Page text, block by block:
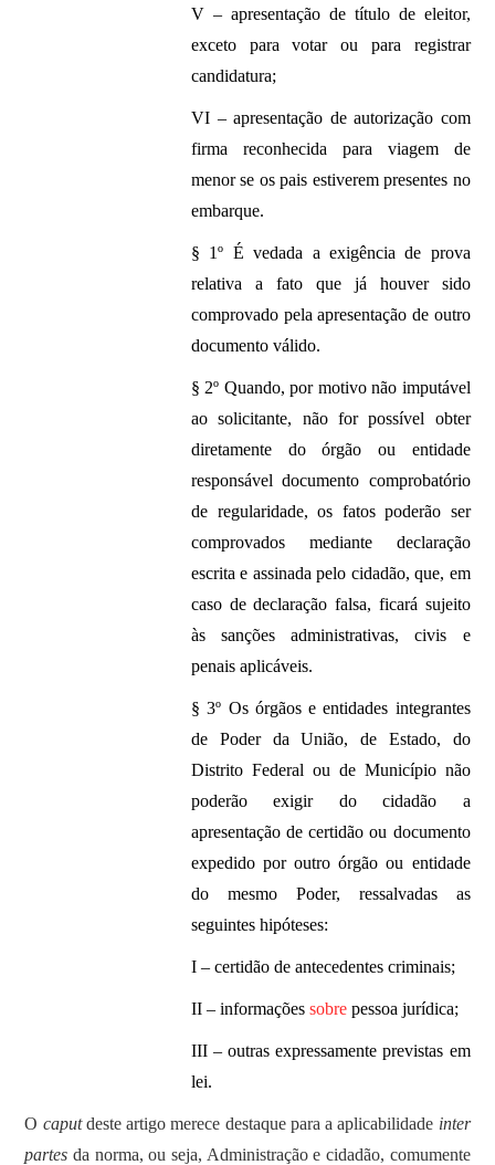
V – apresentação de título de eleitor,
exceto para votar ou para registrar
candidatura;
VI – apresentação de autorização com
firma reconhecida para viagem de
menor se os pais estiverem presentes no
embarque.
§ 1º É vedada a exigência de prova
relativa a fato que já houver sido
comprovado pela apresentação de outro
documento válido.
§ 2º Quando, por motivo não imputável
ao solicitante, não for possível obter
diretamente do órgão ou entidade
responsável documento comprobatório
de regularidade, os fatos poderão ser
comprovados mediante declaração
escrita e assinada pelo cidadão, que, em
caso de declaração falsa, ficará sujeito
às sanções administrativas, civis e
penais aplicáveis.
§ 3º Os órgãos e entidades integrantes
de Poder da União, de Estado, do
Distrito Federal ou de Município não
poderão exigir do cidadão a
apresentação de certidão ou documento
expedido por outro órgão ou entidade
do mesmo Poder, ressalvadas as
seguintes hipóteses:
I – certidão de antecedentes criminais;
II – informaçõessobre pessoa jurídica;
III – outras expressamente previstas em
lei.
O caputdeste artigo merece destaque para a aplicabilidade inter
partes da norma, ou seja, Administração e cidadão, comumente